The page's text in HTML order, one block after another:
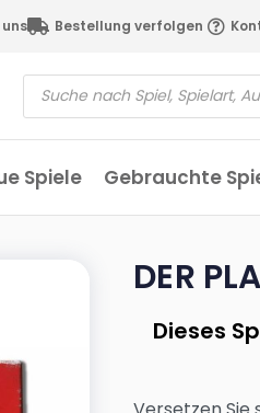
Bestellung verfolgen
Spiele Gebrauchte
DER
Dieses